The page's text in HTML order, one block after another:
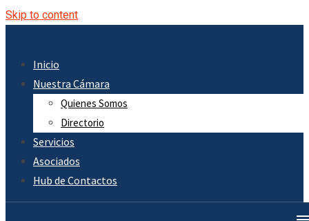
Skip to content
Inicio
Nuestra Cámara
Quienes Somos
Directorio
Servicios
Asociados
Hub de Contactos